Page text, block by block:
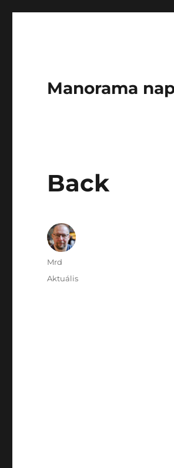
Manorama
Back
Author
Mrd
Posted
Categories
Aktuális